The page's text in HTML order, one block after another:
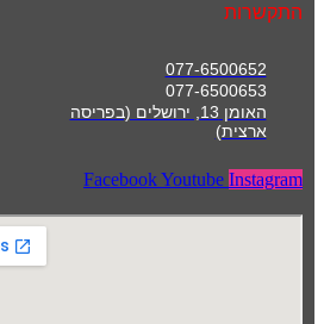
התקשרות
077-6500652
077-6500653
האומן 13, ירושלים (בפריסה
ארצית)
FacebookYoutube Instagram